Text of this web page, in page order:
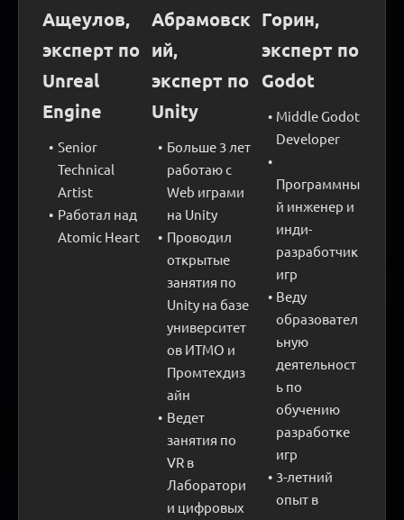
Ащеулов,
эксперт по
Unreal
Engine
Senior
Technical
Artist
Работал над
Atomic Heart
Абрамовск
ий,
эксперт по
Unity
Больше 3 лет
работаю с
Web играми
на Unity
Проводил
открытые
занятия по
Unity на базе
университет
ов ИТМО и
Промтехдиз
айн
Ведет
занятия по
VR в
Лаборатори
и цифровых
Горин,
эксперт по
Godot
Middle Godot
Developer
Программны
й инженер и
инди-
разработчик
игр
Веду
образовател
ьную
деятельност
ь по
обучению
разработке
игр
3-летний
опыт в